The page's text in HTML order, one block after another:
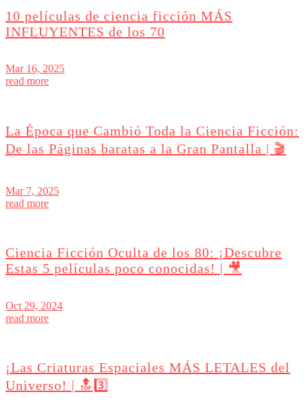
10 películas de ciencia ficción MÁS
INFLUYENTES de los 70
Mar 16, 2025
read more
La Época que Cambió Toda la Ciencia Ficción:
De las Páginas baratas a la Gran Pantalla | 🎬
Mar 7, 2025
read more
Ciencia Ficción Oculta de los 80: ¡Descubre
Estas 5 películas poco conocidas! | 🎥
Oct 29, 2024
read more
¡Las Criaturas Espaciales MÁS LETALES del
Universo! | 🔝3️⃣